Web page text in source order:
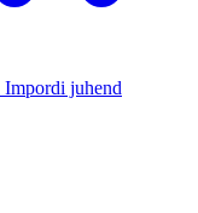
Impordi juhend